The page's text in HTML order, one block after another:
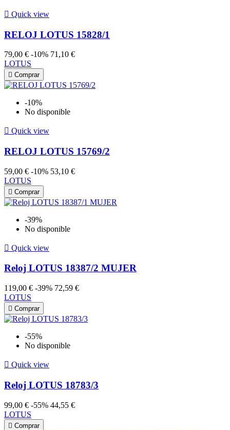
 Quick view
RELOJ LOTUS 15828/1
79,00 € -10% 71,10 €
LOTUS
 Comprar
-10%
No disponible
 Quick view
RELOJ LOTUS 15769/2
59,00 € -10% 53,10 €
LOTUS
 Comprar
-39%
No disponible
 Quick view
Reloj LOTUS 18387/2 MUJER
119,00 € -39% 72,59 €
LOTUS
 Comprar
-55%
No disponible
 Quick view
Reloj LOTUS 18783/3
99,00 € -55% 44,55 €
LOTUS
 Comprar